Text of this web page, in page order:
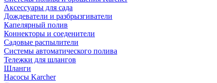
Аксессуары для сада
Дождеватели и разбрызгиватели
Капелярный полив
Коннекторы и соеденители
Садовые распылители
Системы автоматического полива
Тележки для шлангов
Шланги
Насосы Karcher